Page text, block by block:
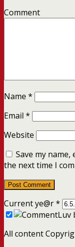
Comment
Name *
Email *
Website
Save my
the next time I
Current ye@r*
All content